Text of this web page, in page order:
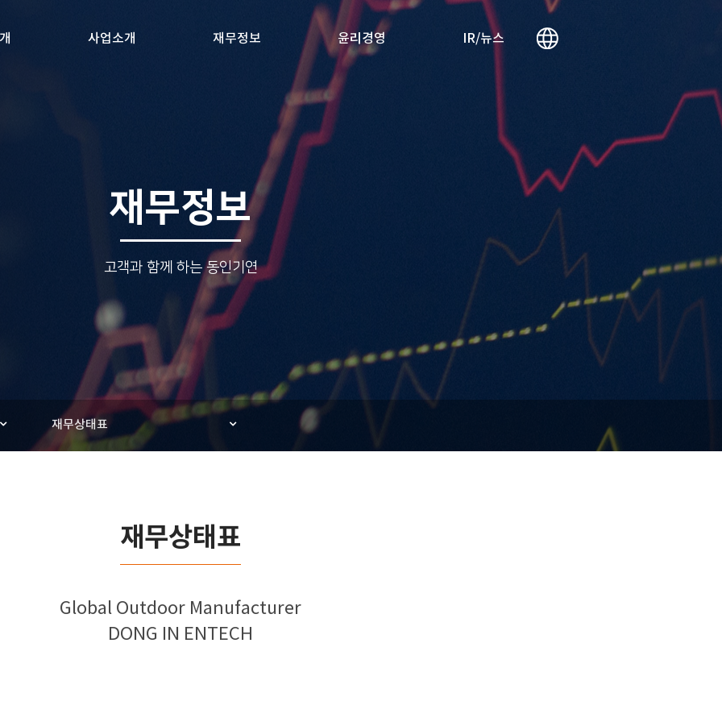
사업소개 재무정보 윤리경영 IR/뉴스
재무정보
고객과 함께 하는 동인기연
재무상태표
재무상태표
Global Outdoor Manufacturer
DONG IN ENTECH